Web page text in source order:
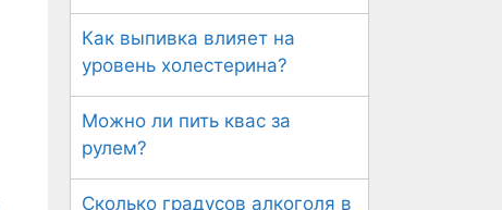
Как выпивка влияет на
уровень холестерина?
Можно ли пить квас за
рулем?
Сколько градусов алкоголя в